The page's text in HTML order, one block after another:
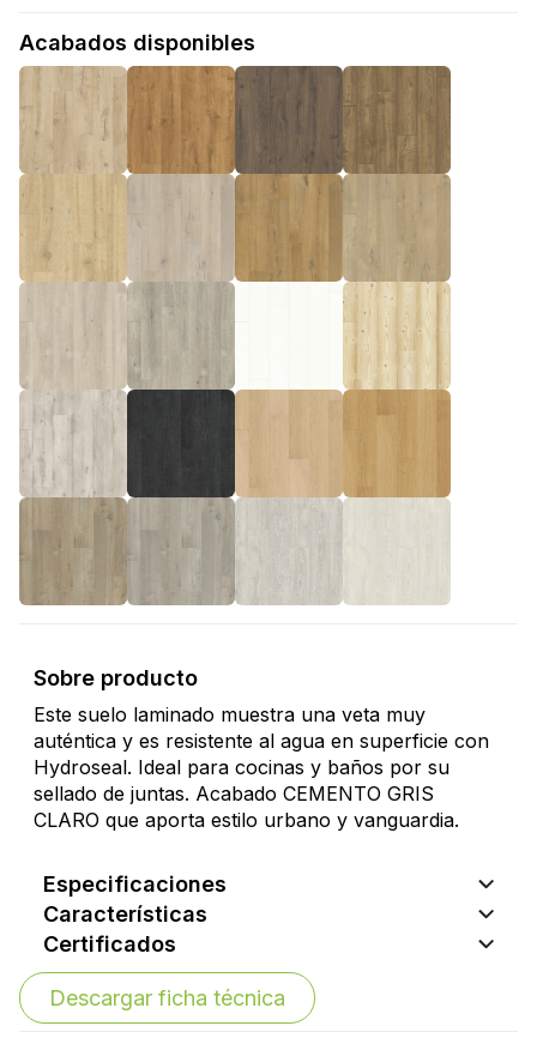
Acabados disponibles
Sobre producto
Este suelo laminado muestra una veta muy
auténtica y es resistente al agua en superficie con
Hydroseal. Ideal para cocinas y baños por su
sellado de juntas. Acabado CEMENTO GRIS
CLARO que aporta estilo urbano y vanguardia.
Especificaciones
Características
Certificados
Descargar ficha técnica